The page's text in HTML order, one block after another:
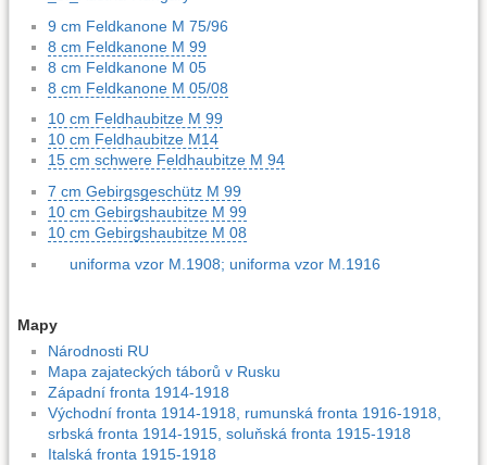
9 cm Feldkanone M 75/96
8 cm Feldkanone M 99
8 cm Feldkanone M 05
8 cm Feldkanone M 05/08
10 cm Feldhaubitze M 99
10 cm Feldhaubitze M14
15 cm schwere Feldhaubitze M 94
7 cm Gebirgsgeschütz M 99
10 cm Gebirgshaubitze M 99
10 cm Gebirgshaubitze M 08
uniforma vzor M.1908; uniforma vzor M.1916
Mapy
Národnosti RU
Mapa zajateckých táborů v Rusku
Západní fronta 1914-1918
Východní fronta 1914-1918, rumunská fronta 1916-1918,
srbská fronta 1914-1915, soluňská fronta 1915-1918
Italská fronta 1915-1918